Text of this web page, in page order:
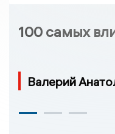
100 самых
Валерий